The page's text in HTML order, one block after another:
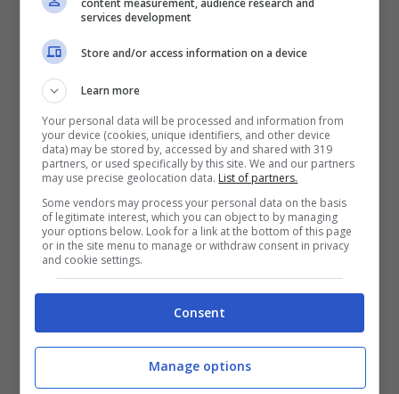
services development
Store and/or access information on a device
Learn more
Your personal data will be processed and information from
your device (cookies, unique identifiers, and other device
data) may be stored by, accessed by and shared with 319
partners, or used specifically by this site. We and our partners
may use precise geolocation data. List of partners.
Some vendors may process your personal data on the basis
of legitimate interest, which you can object to by managing
your options below. Look for a link at the bottom of this page
or in the site menu to manage or withdraw consent in privacy
and cookie settings.
Consent
Manage options